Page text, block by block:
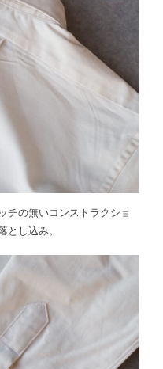
チの無いコンストラクショ
とし込み。